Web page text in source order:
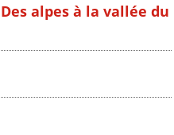
alpes à la vallée du